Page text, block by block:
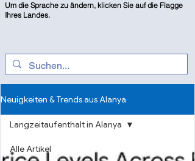
Um die Sprache zu ändern, klicken Sie auf die Flagge
Ihres Landes.
Neuigkeiten & Trends aus Alanya
Alle Artikel
Langzeitaufenthalt in Alanya